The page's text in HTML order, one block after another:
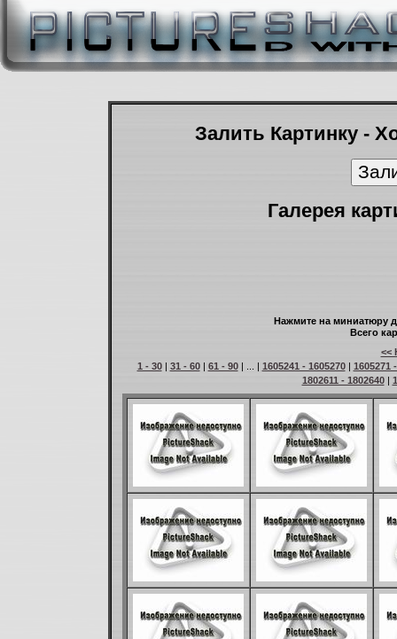
Залить Картинку -
Галерея
Нажмите на миниатюру
Всего
<<
1 - 30| 31 - 60| 61 - 90| ... | 1605241 - 1605270| 1605271
1802611 - 1802640|